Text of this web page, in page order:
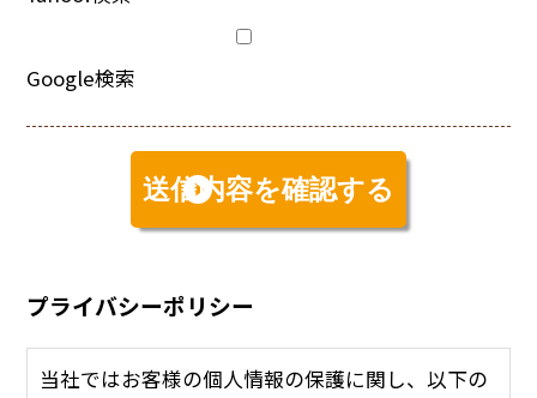
Google検索
プライバシーポリシー
当社ではお客様の個人情報の保護に関し、以下の